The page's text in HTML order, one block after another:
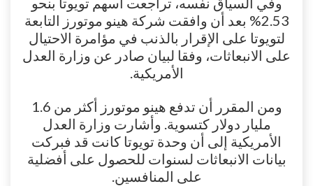
2.53% بعد أن وافقت شركة هينو موتورز التابعة
لتويوتا على الإقرار بالذنب في مؤامرة الاحتيال
على الانبعاثات، وفقا لبيان صادر عن وزارة العدل
الأمريكية.
ومن المقرر أن تدفع هينو موتورز أكثر من 1.6
مليار دولار كتسوية. وأشارت وزارة العدل
الأمريكية إلى أن وحدة تويوتا كانت قد فبركت
بيانات الانبعاثات لسنوات للحصول على أفضلية
على المنافسين.